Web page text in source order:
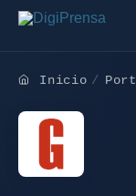
Inicio